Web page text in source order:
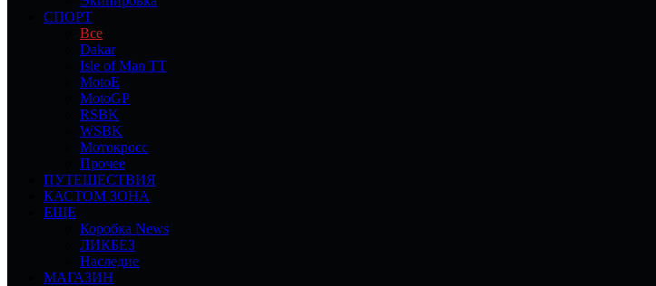
СПОРТ
Все
Dakar
Isle of Man TT
MotoE
MotoGP
RSBK
WSBK
Мотокросс
Прочее
ПУТЕШЕСТВИЯ
КАСТОМ ЗОНА
ЕЩЕ
Коробка News
ЛИКБЕЗ
Наследие
МАГАЗИН